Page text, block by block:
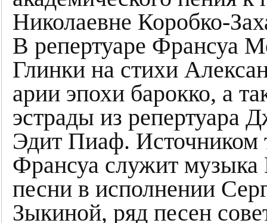
Николаевне Коробко-
В репертуаре Франсуа
Глинки на стихи
арии эпохи барокко, а
эстрады из репертуара
Эдит Пиаф. Источником
Франсуа служит музыка
песни в исполнении
Зыкиной, ряд песен